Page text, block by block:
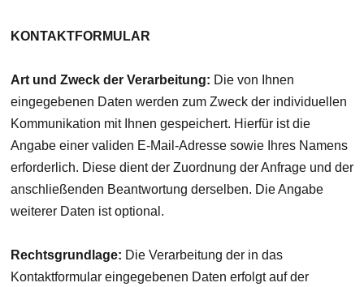
KONTAKTFORMULAR
Art und Zweck der Verarbeitung: Die von Ihnen
eingegebenen Daten werden zum Zweck der individuellen
Kommunikation mit Ihnen gespeichert. Hierfür ist die
Angabe einer validen E-Mail-Adresse sowie Ihres Namens
erforderlich. Diese dient der Zuordnung der Anfrage und der
anschließenden Beantwortung derselben. Die Angabe
weiterer Daten ist optional.
Rechtsgrundlage: Die Verarbeitung der in das
Kontaktformular eingegebenen Daten erfolgt auf der